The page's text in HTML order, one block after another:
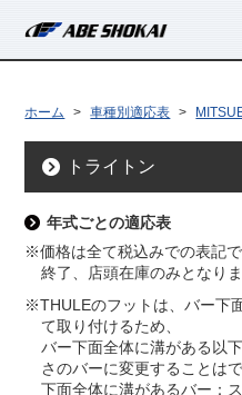
ホーム 車種別適応表
トライトン
年式ごとの適応表
※価格は全て税込みでの表記
終了、店頭在庫のみとなりま
※THULEのフットは、バー下
て取り付けるため、
バー下面全体に溝がある以
さのバーに変更することはで
下面全体に溝があるバー：